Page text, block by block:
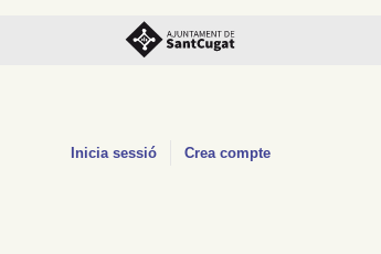
Inicia sessió Crea compte